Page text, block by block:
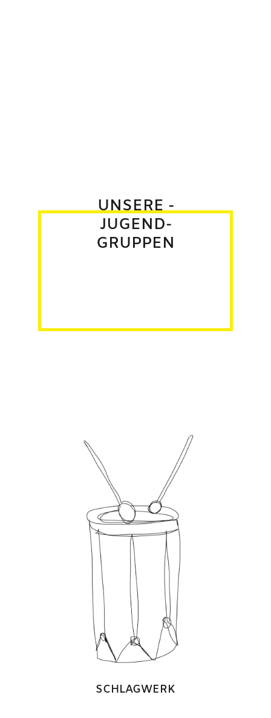
UNSERE ­
JUGEND­
GRUPPEN
SCHLAGWERK